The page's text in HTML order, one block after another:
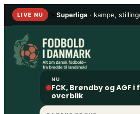
Spring
LIVE NU Superliga · kampe,
NU
FCK, Brøndby og AGF
overblik